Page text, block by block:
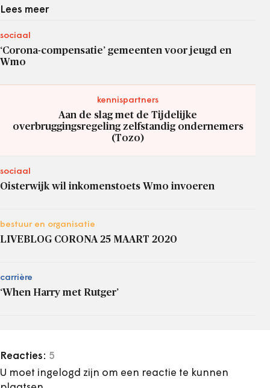
Lees meer
sociaal
‘Corona-compensatie’ gemeenten voor jeugd en
Wmo
kennispartners
Aan de slag met de Tijdelijke
overbruggingsregeling zelfstandig ondernemers
(Tozo)
sociaal
Oisterwijk wil inkomenstoets Wmo invoeren
bestuur en organisatie
LIVEBLOG CORONA 25 MAART 2020
carrière
‘When Harry met Rutger’
Reacties: 5
U moet ingelogd zijn om een reactie te kunnen